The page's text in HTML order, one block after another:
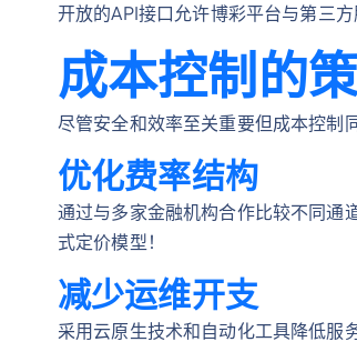
开放的API接口允许博彩平台与第三
成本控制的
尽管安全和效率至关重要但成本控制
优化费率结构
通过与多家金融机构合作比较不同通
式定价模型！
减少运维开支
采用云原生技术和自动化工具降低服